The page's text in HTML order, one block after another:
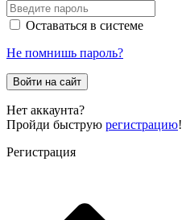
Оставаться в системе
Не помнишь пароль?
Войти на сайт
Нет аккаунта?
Пройди быструю регистрацию!
Регистрация